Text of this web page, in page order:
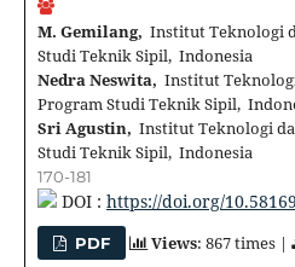
M. Gemilang, Institut Teknologi
Studi Teknik Sipil, Indonesia
Nedra Neswita, Institut
Program Studi Teknik Sipil,
Sri Agustin, Institut Teknologi
Studi Teknik Sipil, Indonesia
170-181
DOI : https://doi.org/
PDF Views: 867 times |